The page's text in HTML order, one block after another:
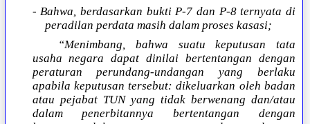
- Bahwa, berdasarkan bukti P-7 dan P-8 ternyata di
peradilan perdata masih dalam proses kasasi;
“Menimbang, bahwa suatu keputusan tata
usaha negara dapat dinilai bertentangan dengan
peraturan perundang-undangan yang berlaku
apabila keputusan tersebut: dikeluarkan oleh badan
atau pejabat TUN yang tidak berwenang dan/atau
dalam penerbitannya bertentangan dengan